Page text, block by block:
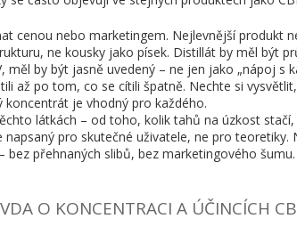
cenou nebo marketingem. Nejlevnější produkt
ne kousky jako písek. Distillát by měl být
měl by být jasně uvedený – ne jen jako „nápoj s
až po tom, co se cítili špatně. Nechte si
je vhodný pro každého.
látkách – od toho, kolik tahů na úzkost
pro skutečné uživatele, ne pro teoretiky.
přehnaných slibů, bez marketingového šumu.
O KONCENTRACI A ÚČINCÍCH